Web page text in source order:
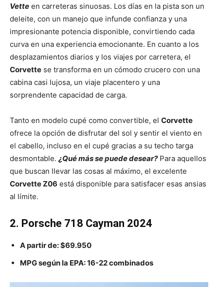
Vette en carreteras sinuosas. Los días en la pista son un
deleite, con un manejo que infunde confianza y una
impresionante potencia disponible, convirtiendo cada
curva en una experiencia emocionante. En cuanto a los
desplazamientos diarios y los viajes por carretera, el
Corvette se transforma en un cómodo crucero con una
cabina casi lujosa, un viaje placentero y una
sorprendente capacidad de carga.
Tanto en modelo cupé como convertible, el Corvette
ofrece la opción de disfrutar del sol y sentir el viento en
el cabello, incluso en el cupé gracias a su techo targa
desmontable. ¿Qué más se puede desear? Para aquellos
que buscan llevar las cosas al máximo, el excelente
Corvette Z06 está disponible para satisfacer esas ansias
al límite.
2. Porsche 718 Cayman 2024
A partir de:$69.950
MPG según la EPA:16-22combinados